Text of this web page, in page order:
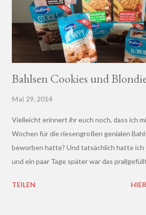
Bahlsen Cookies und
Mai 29, 2014
Vielleicht erinnert ihr euch noch, dass ich
Wochen für die riesengroßen genialen
beworben hatte? Und tatsächlich hatte ich
und ein paar Tage später war das
wir alle gestaunt und uns gefreut!
TEILEN